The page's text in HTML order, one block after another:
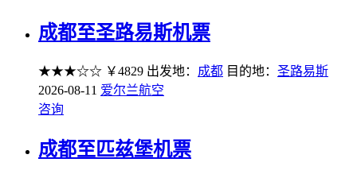
成都至圣路易斯机票
★★★☆☆ ￥4829 出发地： 成都 目的地： 圣路易斯
2026-08-11 爱尔兰航空
咨询
成都至匹兹堡机票